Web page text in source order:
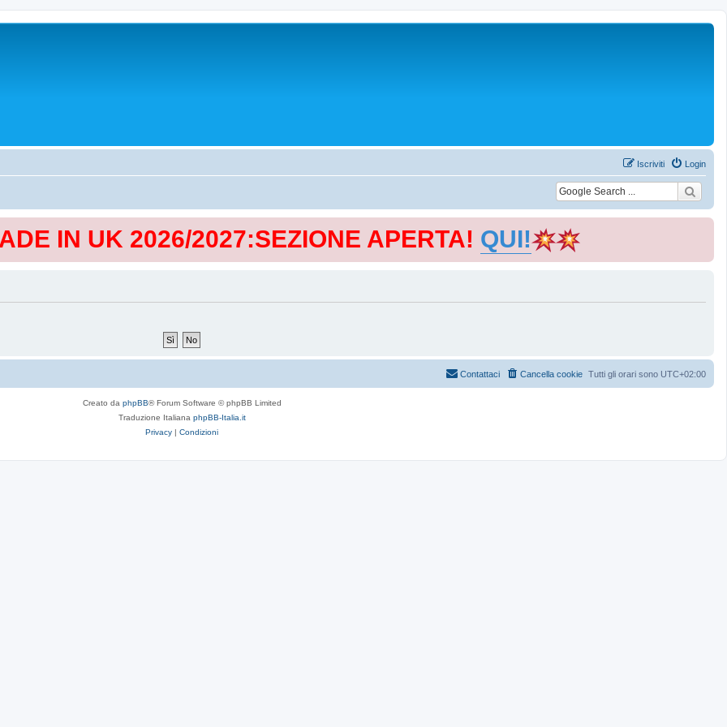
Login
Iscriviti
IN UK 2026/2027:SEZIONE APERTA! QUI!
Tutti gli orari sono UTC+02:00
Cancella cookie
Contattaci
Creato da phpBB® Forum Software © phpBB Limited
Traduzione Italiana phpBB-Italia.it
Privacy | Condizioni